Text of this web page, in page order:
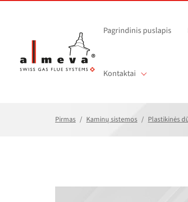
Pagrindinis puslapis
Kontaktai
Pirmas Kaminų sistemos Plastikinės